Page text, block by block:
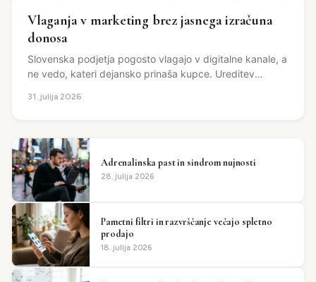
Vlaganja v marketing brez jasnega izračuna
donosa
Slovenska podjetja pogosto vlagajo v digitalne kanale, a
ne vedo, kateri dejansko prinaša kupce. Ureditev
31. julija 2026
Adrenalinska past in sindrom nujnosti
28. julija 2026
Pametni filtri in razvrščanje večajo spletno
prodajo
18. julija 2026